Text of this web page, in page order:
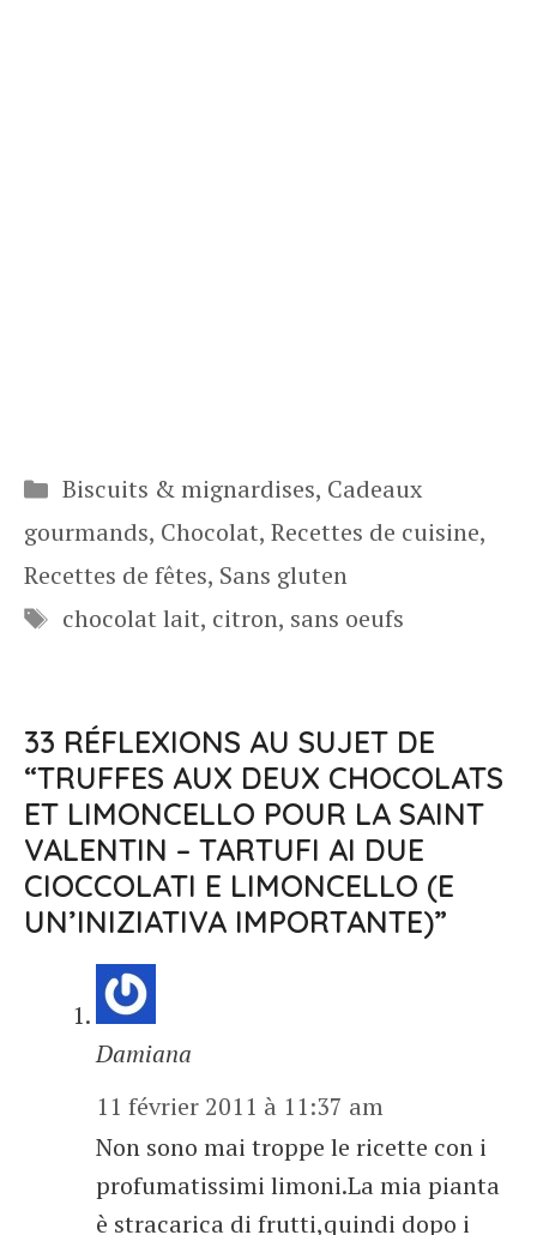
Catégories
Biscuits & mignardises, Cadeaux
gourmands, Chocolat, Recettes de cuisine,
Recettes de fêtes, Sans gluten
Étiquettes
chocolat lait, citron, sans oeufs
33 RÉFLEXIONS AU SUJET DE
“TRUFFES AUX DEUX CHOCOLATS
ET LIMONCELLO POUR LA SAINT
VALENTIN – TARTUFI AI DUE
CIOCCOLATI E LIMONCELLO (E
UN’INIZIATIVA IMPORTANTE)”
Damiana
11 février 2011 à 11:37 am
Non sono mai troppe le ricette con i
profumatissimi limoni.La mia pianta
è stracarica di frutti,quindi dopo i